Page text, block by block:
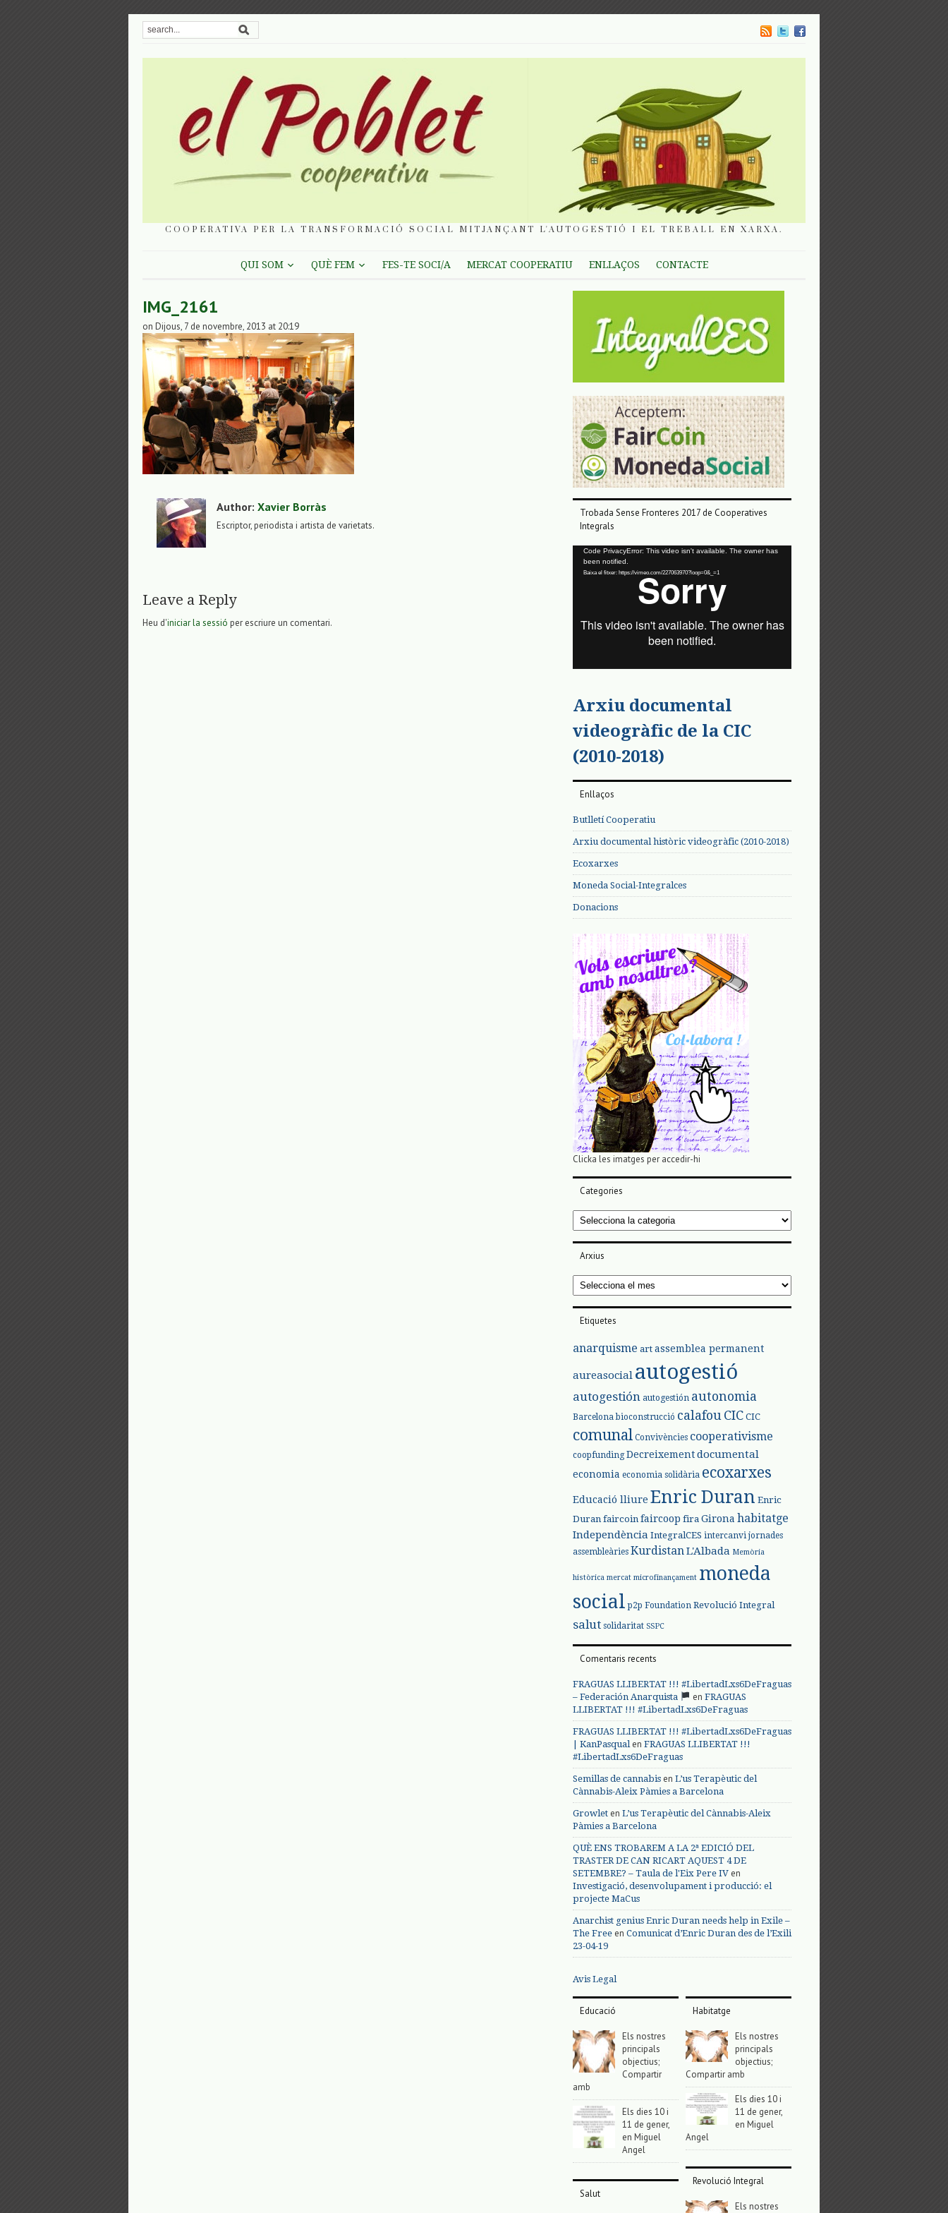
COOPERATIVA PER LA TRANSFORMACIÓ SOCIAL MITJANÇANT L'AUTOGESTIÓ I EL TREBALL EN XARXA.
QUI SOM QUÈ FEM FES-TE SOCI/A MERCAT COOPERATIU ENLLAÇOS CONTACTE
IMG_2161
on Dijous, 7 de novembre, 2013 at 20:19
Author: Xavier Borràs
Escriptor, periodista i artista de varietats.
Leave a Reply
Heu d'iniciar la sessió per escriure un comentari.
Trobada Sense Fronteres 2017 de Cooperatives
Integrals
Reproductor
vídeo
Code PrivacyError: This video isn't available. The owner has
been notified.
Baixa el fitxer: https://vimeo.com/227063970?loop=0&_=1
Arxiu documental
videogràfic de la CIC
(2010-2018)
Enllaços
Butlletí Cooperatiu
Arxiu documental històric videogràfic (2010-2018)
Ecoxarxes
Moneda Social-Integralces
Donacions
Clicka les imatges per accedir-hi
Categories
Categories
Arxius
Arxius
Etiquetes
anarquisme art assemblea permanent
aureasocial autogestió
autogestión autogestión autonomia
Barcelona bioconstrucció calafou CIC CIC
comunal Convivències cooperativisme
coopfunding Decreixementdocumental
economia economia solidària ecoxarxes
Educació lliure Enric Duran Enric
Duran faircoin faircoop fira Girona habitatge
Independència IntegralCES intercanvi jornades
assembleàries Kurdistan L'Albada Memòria
històrica mercat microfinançament moneda
social p2p Foundation Revolució Integral
salut solidaritat SSPC
Comentaris recents
FRAGUAS LLIBERTAT !!! #LibertadLxs6DeFraguas
– Federación Anarquista
en FRAGUAS
LLIBERTAT !!! #LibertadLxs6DeFraguas
FRAGUAS LLIBERTAT !!! #LibertadLxs6DeFraguas
| KanPasqualen FRAGUAS LLIBERTAT !!!
#LibertadLxs6DeFraguas
Semillas de cannabis en L’us Terapèutic del
Cànnabis-Aleix Pàmies a Barcelona
Growlet en L’us Terapèutic del Cànnabis-Aleix
Pàmies a Barcelona
QUÈ ENS TROBAREM A LA 2ª EDICIÓ DEL
TRASTER DE CAN RICART AQUEST 4 DE
SETEMBRE? – Taula de l'Eix Pere IV en
Investigació, desenvolupament i producció: el
projecte MaCus
Anarchist genius Enric Duran needs help in Exile –
The Free en Comunicat d’Enric Duran des de l’Exili
23-04-19
Avis Legal
Educació
Els nostres
principals
objectius;
Compartir
amb
Els dies 10 i
11 de gener,
en Miguel
Angel
Salut
Habitatge
Els nostres
principals
objectius;
Compartir amb
Els dies 10 i
11 de gener,
en Miguel
Angel
Revolució Integral
Els nostres